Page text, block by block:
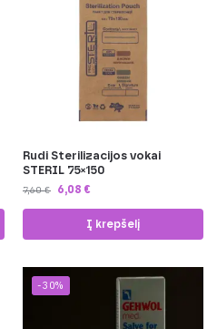
Rudi Sterilizacijos vokai
STERIL 75×150
7,60€ 6,08 €
Į krepšelį
-30%